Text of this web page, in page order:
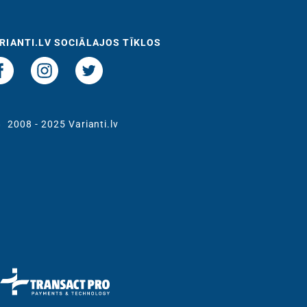
SOCIĀLAJOS TĪKLOS
2008 - 2025 Varianti.lv